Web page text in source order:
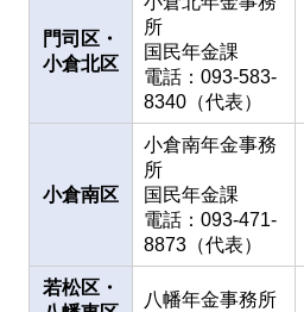
門司区・
小倉北区
所
国民年金課
電話：093-583-
8340（代表）
小倉南区
小倉南年金事務
所
国民年金課
電話：093-471-
8873（代表）
若松区・
八幡年金事務所